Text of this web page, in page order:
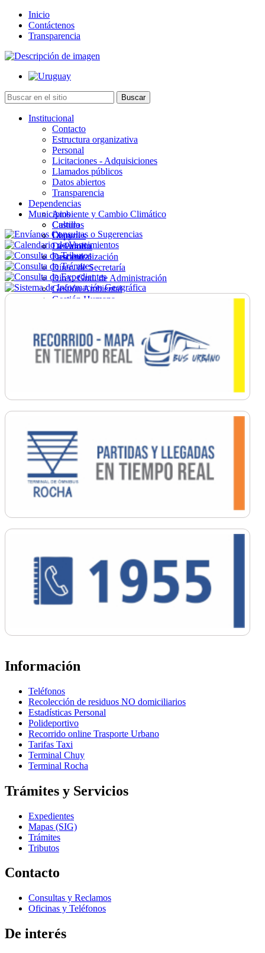
Inicio
Contáctenos
Transparencia
Institucional
Contacto
Estructura organizativa
Personal
Licitaciones - Adquisiciones
Llamados públicos
Datos abiertos
Transparencia
Dependencias
Ambiente y Cambio Climático
Cultura
Deportes
Desarrollo
Descentralización
Direc. de Secretaría
Direc. Gral. de Administración
Gestión Ambiental
Gestión Humana
Ordenamiento
Promoción Social
Salud
Secretaría General
Municipios
Castillos
Chuy
La Paloma
Lascano
Información
Teléfonos
Recolección de residuos NO domiciliarios
Estadísticas Personal
Polideportivo
Recorrido online Trasporte Urbano
Tarifas Taxi
Terminal Chuy
Terminal Rocha
Trámites y Servicios
Expedientes
Mapas (SIG)
Trámites
Tributos
Contacto
Consultas y Reclamos
Oficinas y Teléfonos
De interés